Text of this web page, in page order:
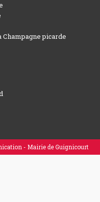
Champagne picarde
- Mairie de Guignicourt